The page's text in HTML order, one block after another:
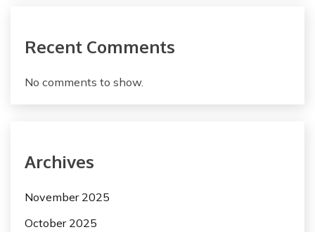
Recent Comments
No comments to show.
Archives
November 2025
October 2025